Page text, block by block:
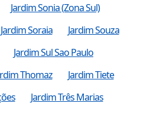
Jardim Sonia (Zona Sul)
Jardim Soraia
Jardim Souza
Jardim Sul Sao Paulo
Thomaz
Jardim Tiete
Jardim Três Marias